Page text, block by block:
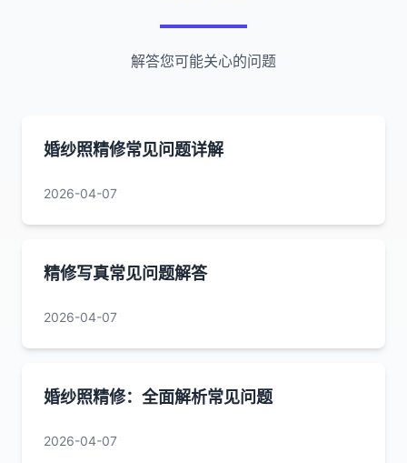
解答您可能关心的问题
婚纱照精修常见问题详解
2026-04-07
精修写真常见问题解答
2026-04-07
婚纱照精修：全面解析常见问题
2026-04-07